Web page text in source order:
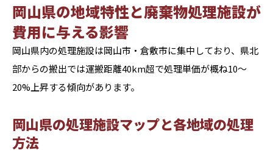
岡山県の地域特性と廃棄物処理施設が
費用に与える影響
岡山県内の処理施設は岡山市・倉敷市に集中しており、県北
部からの搬出では運搬距離40km超で処理単価が概ね10〜
20%上昇する傾向があります。
岡山県の処理施設マップと各地域の処理
方法